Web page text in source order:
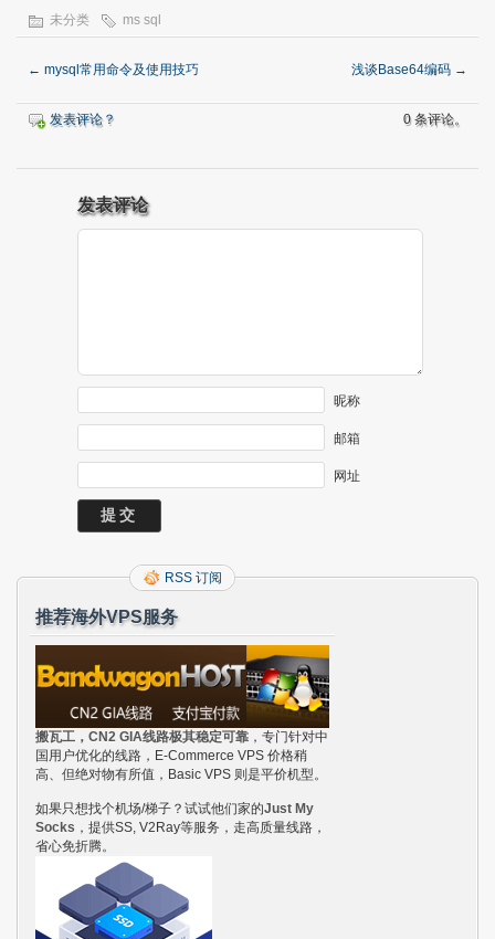
未分类 ms sql
← mysql常用命令及使用技巧 浅谈Base64编码 →
发表评论？ 0 条评论。
发表评论
昵称
邮箱
网址
RSS 订阅
推荐海外VPS服务
搬瓦工，CN2 GIA线路极其稳定可靠 ，专门针对中
国用户优化的线路，E-Commerce VPS 价格稍
高、但绝对物有所值，Basic VPS 则是平价机型。
如果只想找个机场/梯子？试试他们家的Just My
Socks ，提供SS, V2Ray等服务，走高质量线路，
省心免折腾。